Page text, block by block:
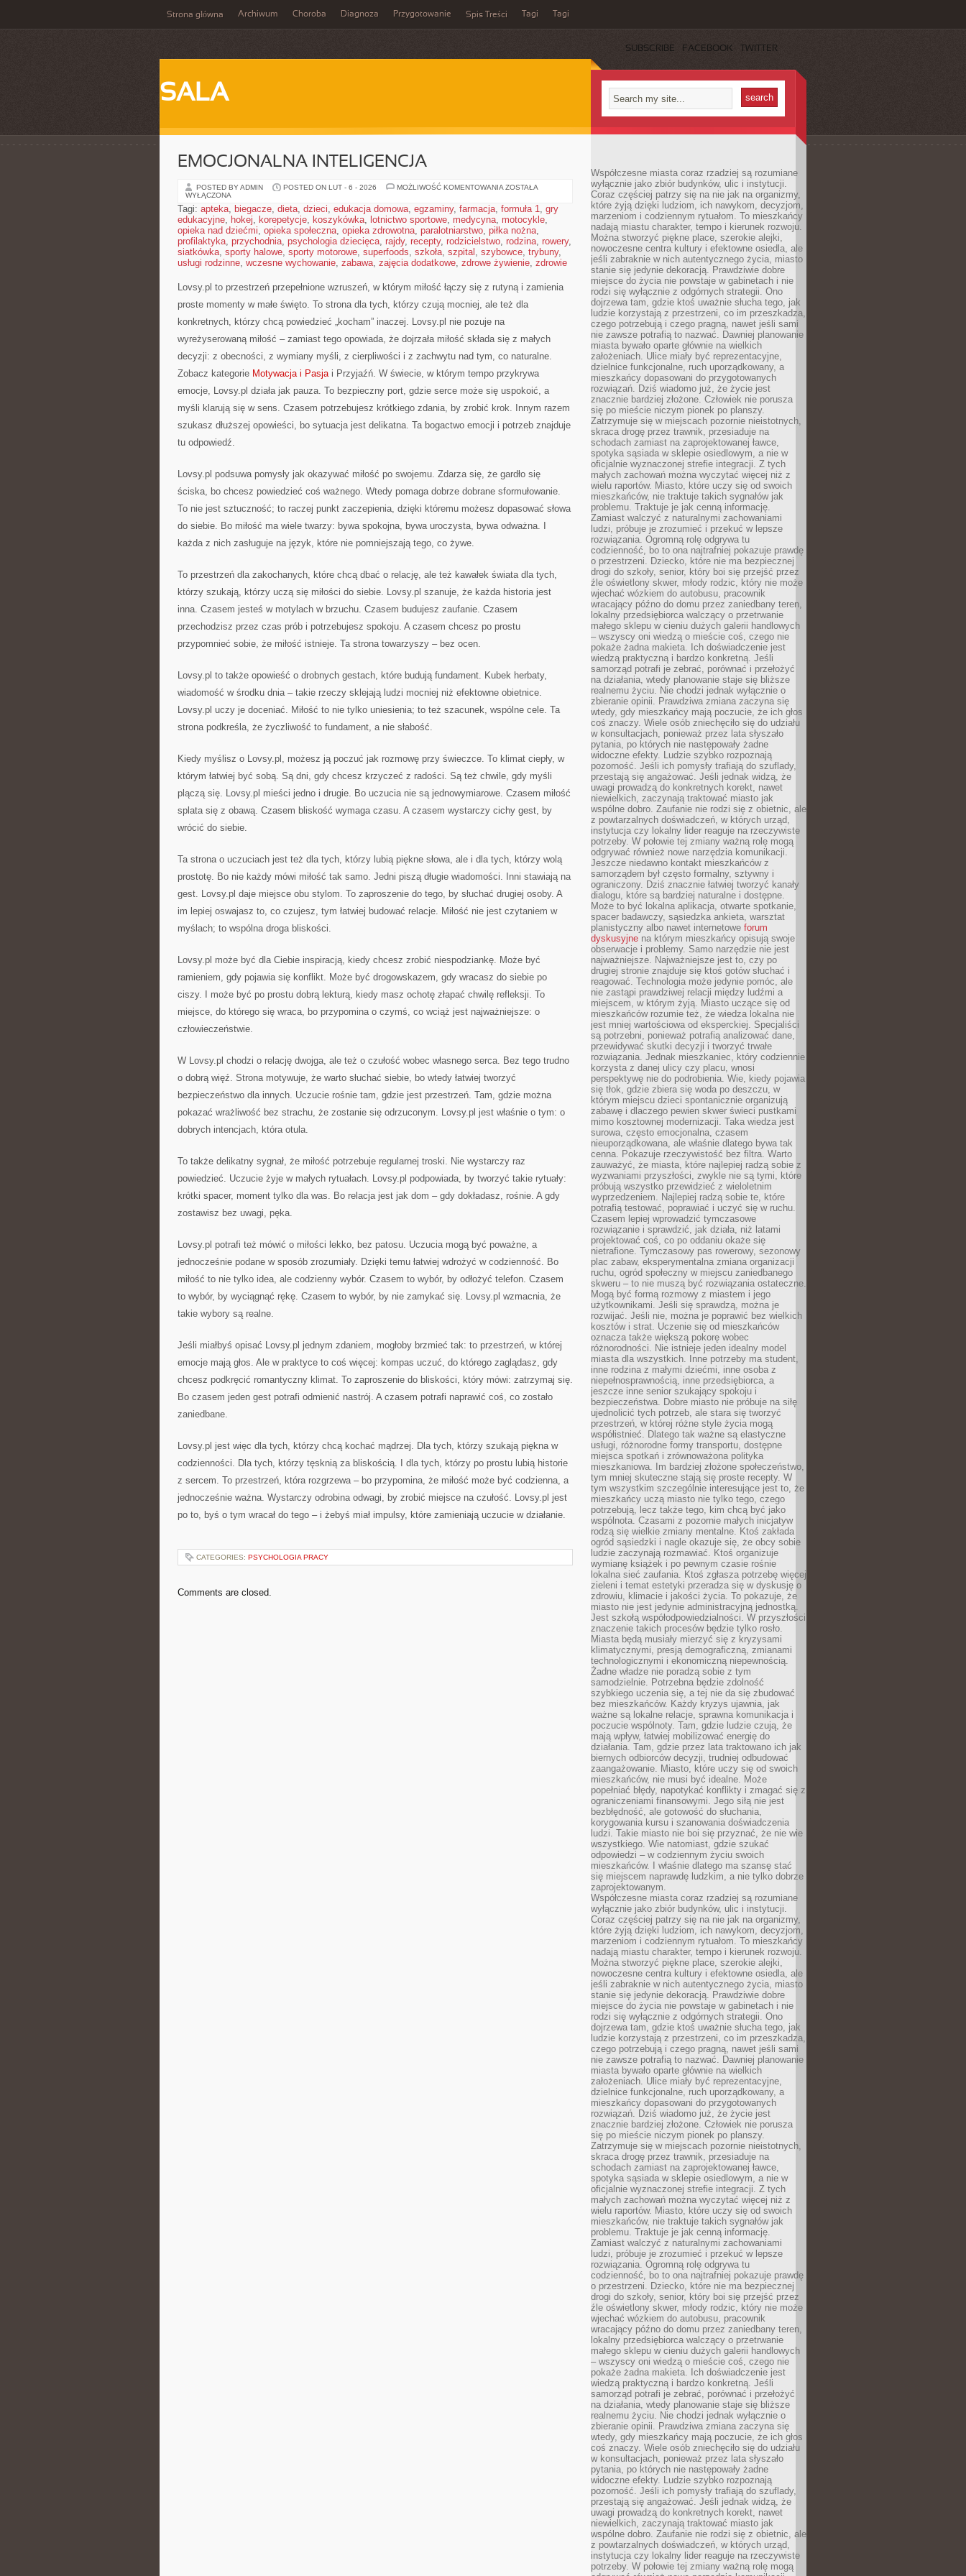
Strona główna Archiwum Choroba Diagnoza Przygotowanie Spis Treści Tagi Tagi
SUBSCRIBE FACEBOOK TWITTER
SALA
EMOCJONALNA INTELIGENCJA
POSTED BY ADMIN POSTED ON LUT - 6 - 2026 MOŻLIWOŚĆ KOMENTOWANIA EMOCJONALNA
ZOSTAŁA
WYŁĄCZONA
Tagi: apteka, biegacze, dieta, dzieci, edukacja domowa, egzaminy, farmacja, formuła 1, gry
edukacyjne, hokej, korepetycje, koszykówka, lotnictwo sportowe, medycyna, motocykle,
opieka nad dziećmi, opieka społeczna, opieka zdrowotna, paralotniarstwo, piłka nożna,
profilaktyka, przychodnia, psychologia dziecięca, rajdy, recepty, rodzicielstwo, rodzina, rowery,
siatkówka, sporty halowe, sporty motorowe, superfoods, szkoła, szpital , szybowce, trybuny,
usługi rodzinne, wczesne wychowanie, zabawa, zajęcia dodatkowe, zdrowe żywienie, zdrowie
Lovsy.pl to przestrzeń przepełnione wzruszeń, w którym miłość łączy się z rutyną i zamienia
proste momenty w małe święto. To strona dla tych, którzy czują mocniej, ale też dla
konkretnych, którzy chcą powiedzieć „kocham” inaczej. Lovsy.pl nie pozuje na
wyreżyserowaną miłość – zamiast tego opowiada, że dojrzała miłość składa się z małych
decyzji: z obecności, z wymiany myśli, z cierpliwości i z zachwytu nad tym, co naturalne.
Zobacz kategorie Motywacja i Pasjai Przyjaźń. W świecie, w którym tempo przykrywa
emocje, Lovsy.pl działa jak pauza. To bezpieczny port, gdzie serce może się uspokoić, a
myśli klarują się w sens. Czasem potrzebujesz krótkiego zdania, by zrobić krok. Innym razem
szukasz dłuższej opowieści, bo sytuacja jest delikatna. Ta bogactwo emocji i potrzeb znajduje
tu odpowiedź.
Lovsy.pl podsuwa pomysły jak okazywać miłość po swojemu. Zdarza się, że gardło się
ściska, bo chcesz powiedzieć coś ważnego. Wtedy pomaga dobrze dobrane sformułowanie.
To nie jest sztuczność; to raczej punkt zaczepienia, dzięki któremu możesz dopasować słowa
do siebie. Bo miłość ma wiele twarzy: bywa spokojna, bywa uroczysta, bywa odważna. I
każda z nich zasługuje na język, które nie pomniejszają tego, co żywe.
To przestrzeń dla zakochanych, które chcą dbać o relację, ale też kawałek świata dla tych,
którzy szukają, którzy uczą się miłości do siebie. Lovsy.pl szanuje, że każda historia jest
inna. Czasem jesteś w motylach w brzuchu. Czasem budujesz zaufanie. Czasem
przechodzisz przez czas prób i potrzebujesz spokoju. A czasem chcesz po prostu
przypomnieć sobie, że miłość istnieje. Ta strona towarzyszy – bez ocen.
Lovsy.pl to także opowieść o drobnych gestach, które budują fundament. Kubek herbaty,
wiadomość w środku dnia – takie rzeczy sklejają ludzi mocniej niż efektowne obietnice.
Lovsy.pl uczy je doceniać. Miłość to nie tylko uniesienia; to też szacunek, wspólne cele. Ta
strona podkreśla, że życzliwość to fundament, a nie słabość.
Kiedy myślisz o Lovsy.pl, możesz ją poczuć jak rozmowę przy świeczce. To klimat ciepły, w
którym łatwiej być sobą. Są dni, gdy chcesz krzyczeć z radości. Są też chwile, gdy myśli
plączą się. Lovsy.pl mieści jedno i drugie. Bo uczucia nie są jednowymiarowe. Czasem miłość
splata się z obawą. Czasem bliskość wymaga czasu. A czasem wystarczy cichy gest, by
wrócić do siebie.
Ta strona o uczuciach jest też dla tych, którzy lubią piękne słowa, ale i dla tych, którzy wolą
prostotę. Bo nie każdy mówi miłość tak samo. Jedni piszą długie wiadomości. Inni stawiają na
gest. Lovsy.pl daje miejsce obu stylom. To zaproszenie do tego, by słuchać drugiej osoby. A
im lepiej oswajasz to, co czujesz, tym łatwiej budować relacje. Miłość nie jest czytaniem w
myślach; to wspólna droga bliskości.
Lovsy.pl może być dla Ciebie inspiracją, kiedy chcesz zrobić niespodziankę. Może być
ramieniem, gdy pojawia się konflikt. Może być drogowskazem, gdy wracasz do siebie po
ciszy. I może być po prostu dobrą lekturą, kiedy masz ochotę złapać chwilę refleksji. To
miejsce, do którego się wraca, bo przypomina o czymś, co wciąż jest najważniejsze: o
człowieczeństwie.
W Lovsy.pl chodzi o relację dwojga, ale też o czułość wobec własnego serca. Bez tego trudno
o dobrą więź. Strona motywuje, że warto słuchać siebie, bo wtedy łatwiej tworzyć
bezpieczeństwo dla innych. Uczucie rośnie tam, gdzie jest przestrzeń. Tam, gdzie można
pokazać wrażliwość bez strachu, że zostanie się odrzuconym. Lovsy.pl jest właśnie o tym: o
dobrych intencjach, która otula.
To także delikatny sygnał, że miłość potrzebuje regularnej troski. Nie wystarczy raz
powiedzieć. Uczucie żyje w małych rytuałach. Lovsy.pl podpowiada, by tworzyć takie rytuały:
krótki spacer, moment tylko dla was. Bo relacja jest jak dom – gdy dokładasz, rośnie. A gdy
zostawisz bez uwagi, pęka.
Lovsy.pl potrafi też mówić o miłości lekko, bez patosu. Uczucia mogą być poważne, a
jednocześnie podane w sposób zrozumiały. Dzięki temu łatwiej wdrożyć w codzienność. Bo
miłość to nie tylko idea, ale codzienny wybór. Czasem to wybór, by odłożyć telefon. Czasem
to wybór, by wyciągnąć rękę. Czasem to wybór, by nie zamykać się. Lovsy.pl wzmacnia, że
takie wybory są realne.
Jeśli miałbyś opisać Lovsy.pl jednym zdaniem, mogłoby brzmieć tak: to przestrzeń, w której
emocje mają głos. Ale w praktyce to coś więcej: kompas uczuć, do którego zaglądasz, gdy
chcesz podkręcić romantyczny klimat. To zaproszenie do bliskości, który mówi: zatrzymaj się.
Bo czasem jeden gest potrafi odmienić nastrój. A czasem potrafi naprawić coś, co zostało
zaniedbane.
Lovsy.pl jest więc dla tych, którzy chcą kochać mądrzej. Dla tych, którzy szukają piękna w
codzienności. Dla tych, którzy tęsknią za bliskością. I dla tych, którzy po prostu lubią historie
z sercem. To przestrzeń, która rozgrzewa – bo przypomina, że miłość może być codzienna, a
jednocześnie ważna. Wystarczy odrobina odwagi, by zrobić miejsce na czułość. Lovsy.pl jest
po to, byś o tym wracał do tego – i żebyś miał impulsy, które zamieniają uczucie w działanie.
CATEGORIES: PSYCHOLOGIA PRACY
Comments are closed.
Współczesne miasta coraz rzadziej są rozumiane
wyłącznie jako zbiór budynków, ulic i instytucji.
Coraz częściej patrzy się na nie jak na organizmy,
które żyją dzięki ludziom, ich nawykom, decyzjom,
marzeniom i codziennym rytuałom. To mieszkańcy
nadają miastu charakter, tempo i kierunek rozwoju.
Można stworzyć piękne place, szerokie alejki,
nowoczesne centra kultury i efektowne osiedla, ale
jeśli zabraknie w nich autentycznego życia, miasto
stanie się jedynie dekoracją. Prawdziwie dobre
miejsce do życia nie powstaje w gabinetach i nie
rodzi się wyłącznie z odgórnych strategii. Ono
dojrzewa tam, gdzie ktoś uważnie słucha tego, jak
ludzie korzystają z przestrzeni, co im przeszkadza,
czego potrzebują i czego pragną, nawet jeśli sami
nie zawsze potrafią to nazwać. Dawniej planowanie
miasta bywało oparte głównie na wielkich
założeniach. Ulice miały być reprezentacyjne,
dzielnice funkcjonalne, ruch uporządkowany, a
mieszkańcy dopasowani do przygotowanych
rozwiązań. Dziś wiadomo już, że życie jest
znacznie bardziej złożone. Człowiek nie porusza
się po mieście niczym pionek po planszy.
Zatrzymuje się w miejscach pozornie nieistotnych,
skraca drogę przez trawnik, przesiaduje na
schodach zamiast na zaprojektowanej ławce,
spotyka sąsiada w sklepie osiedlowym, a nie w
oficjalnie wyznaczonej strefie integracji. Z tych
małych zachowań można wyczytać więcej niż z
wielu raportów. Miasto, które uczy się od swoich
mieszkańców, nie traktuje takich sygnałów jak
problemu. Traktuje je jak cenną informację.
Zamiast walczyć z naturalnymi zachowaniami
ludzi, próbuje je zrozumieć i przekuć w lepsze
rozwiązania. Ogromną rolę odgrywa tu
codzienność, bo to ona najtrafniej pokazuje prawdę
o przestrzeni. Dziecko, które nie ma bezpiecznej
drogi do szkoły, senior, który boi się przejść przez
źle oświetlony skwer, młody rodzic, który nie może
wjechać wózkiem do autobusu, pracownik
wracający późno do domu przez zaniedbany teren,
lokalny przedsiębiorca walczący o przetrwanie
małego sklepu w cieniu dużych galerii handlowych
– wszyscy oni wiedzą o mieście coś, czego nie
pokaże żadna makieta. Ich doświadczenie jest
wiedzą praktyczną i bardzo konkretną. Jeśli
samorząd potrafi je zebrać, porównać i przełożyć
na działania, wtedy planowanie staje się bliższe
realnemu życiu. Nie chodzi jednak wyłącznie o
zbieranie opinii. Prawdziwa zmiana zaczyna się
wtedy, gdy mieszkańcy mają poczucie, że ich głos
coś znaczy. Wiele osób zniechęciło się do udziału
w konsultacjach, ponieważ przez lata słyszało
pytania, po których nie następowały żadne
widoczne efekty. Ludzie szybko rozpoznają
pozorność. Jeśli ich pomysły trafiają do szuflady,
przestają się angażować. Jeśli jednak widzą, że
uwagi prowadzą do konkretnych korekt, nawet
niewielkich, zaczynają traktować miasto jak
wspólne dobro. Zaufanie nie rodzi się z obietnic, ale
z powtarzalnych doświadczeń, w których urząd,
instytucja czy lokalny lider reaguje na rzeczywiste
potrzeby. W połowie tej zmiany ważną rolę mogą
odgrywać również nowe narzędzia komunikacji.
Jeszcze niedawno kontakt mieszkańców z
samorządem był często formalny, sztywny i
ograniczony. Dziś znacznie łatwiej tworzyć kanały
dialogu, które są bardziej naturalne i dostępne.
Może to być lokalna aplikacja, otwarte spotkanie,
spacer badawczy, sąsiedzka ankieta, warsztat
planistyczny albo nawet internetowe forum
dyskusyjne na którym mieszkańcy opisują swoje
obserwacje i problemy. Samo narzędzie nie jest
najważniejsze. Najważniejsze jest to, czy po
drugiej stronie znajduje się ktoś gotów słuchać i
reagować. Technologia może jedynie pomóc, ale
nie zastąpi prawdziwej relacji między ludźmi a
miejscem, w którym żyją. Miasto uczące się od
mieszkańców rozumie też, że wiedza lokalna nie
jest mniej wartościowa od eksperckiej. Specjaliści
są potrzebni, ponieważ potrafią analizować dane,
przewidywać skutki decyzji i tworzyć trwałe
rozwiązania. Jednak mieszkaniec, który codziennie
korzysta z danej ulicy czy placu, wnosi
perspektywę nie do podrobienia. Wie, kiedy pojawia
się tłok, gdzie zbiera się woda po deszczu, w
którym miejscu dzieci spontanicznie organizują
zabawę i dlaczego pewien skwer świeci pustkami
mimo kosztownej modernizacji. Taka wiedza jest
surowa, często emocjonalna, czasem
nieuporządkowana, ale właśnie dlatego bywa tak
cenna. Pokazuje rzeczywistość bez filtra. Warto
zauważyć, że miasta, które najlepiej radzą sobie z
wyzwaniami przyszłości, zwykle nie są tymi, które
próbują wszystko przewidzieć z wieloletnim
wyprzedzeniem. Najlepiej radzą sobie te, które
potrafią testować, poprawiać i uczyć się w ruchu.
Czasem lepiej wprowadzić tymczasowe
rozwiązanie i sprawdzić, jak działa, niż latami
projektować coś, co po oddaniu okaże się
nietrafione. Tymczasowy pas rowerowy, sezonowy
plac zabaw, eksperymentalna zmiana organizacji
ruchu, ogród społeczny w miejscu zaniedbanego
skweru – to nie muszą być rozwiązania ostateczne.
Mogą być formą rozmowy z miastem i jego
użytkownikami. Jeśli się sprawdzą, można je
rozwijać. Jeśli nie, można je poprawić bez wielkich
kosztów i strat. Uczenie się od mieszkańców
oznacza także większą pokorę wobec
różnorodności. Nie istnieje jeden idealny model
miasta dla wszystkich. Inne potrzeby ma student,
inne rodzina z małymi dziećmi, inne osoba z
niepełnosprawnością, inne przedsiębiorca, a
jeszcze inne senior szukający spokoju i
bezpieczeństwa. Dobre miasto nie próbuje na siłę
ujednolicić tych potrzeb, ale stara się tworzyć
przestrzeń, w której różne style życia mogą
współistnieć. Dlatego tak ważne są elastyczne
usługi, różnorodne formy transportu, dostępne
miejsca spotkań i zrównoważona polityka
mieszkaniowa. Im bardziej złożone społeczeństwo,
tym mniej skuteczne stają się proste recepty. W
tym wszystkim szczególnie interesujące jest to, że
mieszkańcy uczą miasto nie tylko tego, czego
potrzebują, lecz także tego, kim chcą być jako
wspólnota. Czasami z pozornie małych inicjatyw
rodzą się wielkie zmiany mentalne. Ktoś zakłada
ogród sąsiedzki i nagle okazuje się, że obcy sobie
ludzie zaczynają rozmawiać. Ktoś organizuje
wymianę książek i po pewnym czasie rośnie
lokalna sieć zaufania. Ktoś zgłasza potrzebę więcej
zieleni i temat estetyki przeradza się w dyskusję o
zdrowiu, klimacie i jakości życia. To pokazuje, że
miasto nie jest jedynie administracyjną jednostką.
Jest szkołą współodpowiedzialności. W przyszłości
znaczenie takich procesów będzie tylko rosło.
Miasta będą musiały mierzyć się z kryzysami
klimatycznymi, presją demograficzną, zmianami
technologicznymi i ekonomiczną niepewnością.
Żadne władze nie poradzą sobie z tym
samodzielnie. Potrzebna będzie zdolność
szybkiego uczenia się, a tej nie da się zbudować
bez mieszkańców. Każdy kryzys ujawnia, jak
ważne są lokalne relacje, sprawna komunikacja i
poczucie wspólnoty. Tam, gdzie ludzie czują, że
mają wpływ, łatwiej mobilizować energię do
działania. Tam, gdzie przez lata traktowano ich jak
biernych odbiorców decyzji, trudniej odbudować
zaangażowanie. Miasto, które uczy się od swoich
mieszkańców, nie musi być idealne. Może
popełniać błędy, napotykać konflikty i zmagać się z
ograniczeniami finansowymi. Jego siłą nie jest
bezbłędność, ale gotowość do słuchania,
korygowania kursu i szanowania doświadczenia
ludzi. Takie miasto nie boi się przyznać, że nie wie
wszystkiego. Wie natomiast, gdzie szukać
odpowiedzi – w codziennym życiu swoich
mieszkańców. I właśnie dlatego ma szansę stać
się miejscem naprawdę ludzkim, a nie tylko dobrze
zaprojektowanym.
Współczesne miasta coraz rzadziej są rozumiane
wyłącznie jako zbiór budynków, ulic i instytucji.
Coraz częściej patrzy się na nie jak na organizmy,
które żyją dzięki ludziom, ich nawykom, decyzjom,
marzeniom i codziennym rytuałom. To mieszkańcy
nadają miastu charakter, tempo i kierunek rozwoju.
Można stworzyć piękne place, szerokie alejki,
nowoczesne centra kultury i efektowne osiedla, ale
jeśli zabraknie w nich autentycznego życia, miasto
stanie się jedynie dekoracją. Prawdziwie dobre
miejsce do życia nie powstaje w gabinetach i nie
rodzi się wyłącznie z odgórnych strategii. Ono
dojrzewa tam, gdzie ktoś uważnie słucha tego, jak
ludzie korzystają z przestrzeni, co im przeszkadza,
czego potrzebują i czego pragną, nawet jeśli sami
nie zawsze potrafią to nazwać. Dawniej planowanie
miasta bywało oparte głównie na wielkich
założeniach. Ulice miały być reprezentacyjne,
dzielnice funkcjonalne, ruch uporządkowany, a
mieszkańcy dopasowani do przygotowanych
rozwiązań. Dziś wiadomo już, że życie jest
znacznie bardziej złożone. Człowiek nie porusza
się po mieście niczym pionek po planszy.
Zatrzymuje się w miejscach pozornie nieistotnych,
skraca drogę przez trawnik, przesiaduje na
schodach zamiast na zaprojektowanej ławce,
spotyka sąsiada w sklepie osiedlowym, a nie w
oficjalnie wyznaczonej strefie integracji. Z tych
małych zachowań można wyczytać więcej niż z
wielu raportów. Miasto, które uczy się od swoich
mieszkańców, nie traktuje takich sygnałów jak
problemu. Traktuje je jak cenną informację.
Zamiast walczyć z naturalnymi zachowaniami
ludzi, próbuje je zrozumieć i przekuć w lepsze
rozwiązania. Ogromną rolę odgrywa tu
codzienność, bo to ona najtrafniej pokazuje prawdę
o przestrzeni. Dziecko, które nie ma bezpiecznej
drogi do szkoły, senior, który boi się przejść przez
źle oświetlony skwer, młody rodzic, który nie może
wjechać wózkiem do autobusu, pracownik
wracający późno do domu przez zaniedbany teren,
lokalny przedsiębiorca walczący o przetrwanie
małego sklepu w cieniu dużych galerii handlowych
– wszyscy oni wiedzą o mieście coś, czego nie
pokaże żadna makieta. Ich doświadczenie jest
wiedzą praktyczną i bardzo konkretną. Jeśli
samorząd potrafi je zebrać, porównać i przełożyć
na działania, wtedy planowanie staje się bliższe
realnemu życiu. Nie chodzi jednak wyłącznie o
zbieranie opinii. Prawdziwa zmiana zaczyna się
wtedy, gdy mieszkańcy mają poczucie, że ich głos
coś znaczy. Wiele osób zniechęciło się do udziału
w konsultacjach, ponieważ przez lata słyszało
pytania, po których nie następowały żadne
widoczne efekty. Ludzie szybko rozpoznają
pozorność. Jeśli ich pomysły trafiają do szuflady,
przestają się angażować. Jeśli jednak widzą, że
uwagi prowadzą do konkretnych korekt, nawet
niewielkich, zaczynają traktować miasto jak
wspólne dobro. Zaufanie nie rodzi się z obietnic, ale
z powtarzalnych doświadczeń, w których urząd,
instytucja czy lokalny lider reaguje na rzeczywiste
potrzeby. W połowie tej zmiany ważną rolę mogą